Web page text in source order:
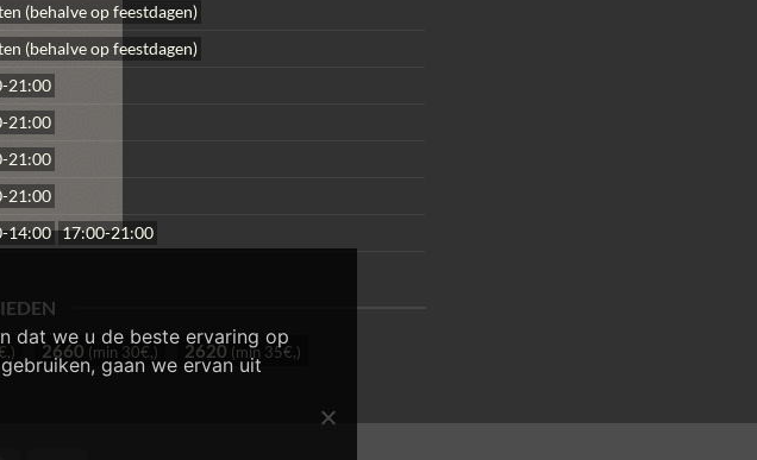
(behalve op feestdagen)
(behalve op feestdagen)
21:00
21:00
21:00
21:00
14:00 17:00-21:00
2660 (min 30€,) 2620 (min 35€,)
dat we u de beste ervaring op
gaan we ervan uit